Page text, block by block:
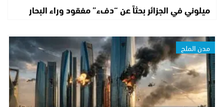
ميلوني في الجزائر بحثاً عن “دفء” مفقود وراء البحار
مدن الملح